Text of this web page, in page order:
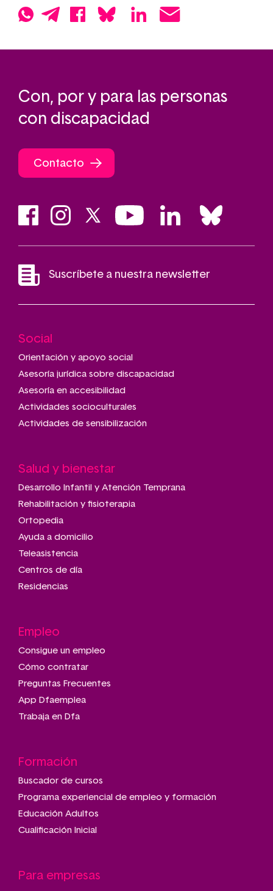
Con, por y para las personas
con discapacidad
Contacto
Suscríbete a nuestra newsletter
Main
navigation
Social
Orientación y apoyo social
Asesoría jurídica sobre discapacidad
Asesoría en accesibilidad
Actividades socioculturales
Actividades de sensibilización
Salud y bienestar
Desarrollo Infantil y Atención Temprana
Rehabilitación y fisioterapia
Ortopedia
Ayuda a domicilio
Teleasistencia
Centros de día
Residencias
Empleo
Consigue un empleo
Cómo contratar
Preguntas Frecuentes
App Dfaemplea
Trabaja en Dfa
Formación
Buscador de cursos
Programa experiencial de empleo y formación
Educación Adultos
Cualificación Inicial
Para empresas